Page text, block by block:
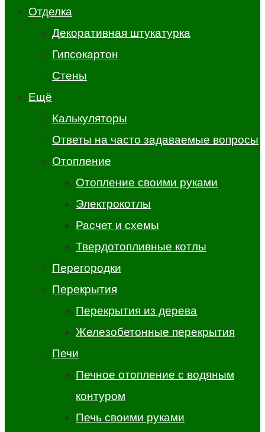
Отделка
Декоративная штукатурка
Гипсокартон
Стены
Ещё
Калькуляторы
Ответы на часто задаваемые вопросы
Отопление
Отопление своими руками
Электрокотлы
Расчет и схемы
Твердотопливные котлы
Перегородки
Перекрытия
Перекрытия из дерева
Железобетонные перекрытия
Печи
Печное отопление с водяным
контуром
Печь своими руками